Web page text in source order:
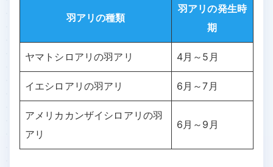
羽アリの種類
羽アリの発生時
期
ヤマトシロアリの羽アリ 4月～5月
イエシロアリの羽アリ 6月～7月
アメリカカンザイシロアリの羽
アリ
6月～9月